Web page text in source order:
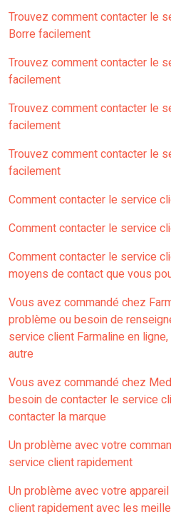
Trouvez comment contacter le
Borre facilement
Trouvez comment contacter le
facilement
Trouvez comment contacter le
facilement
Trouvez comment contacter le
facilement
Comment contacter le service
Comment contacter le service
Comment contacter le service
moyens de contact que vous
Vous avez commandé chez
problème ou besoin de
service client Farmaline en
autre
Vous avez commandé chez
besoin de contacter le service
contacter la marque
Un problème avec votre
service client rapidement
Un problème avec votre
client rapidement avec les